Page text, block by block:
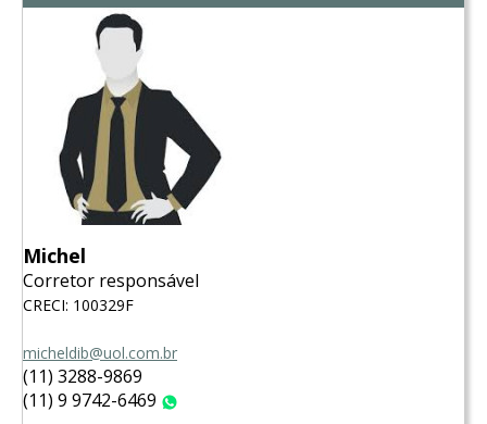
Michel
Corretor responsável
CRECI: 100329F
micheldib@uol.com.br
(11) 3288-9869
(11) 9 9742-6469